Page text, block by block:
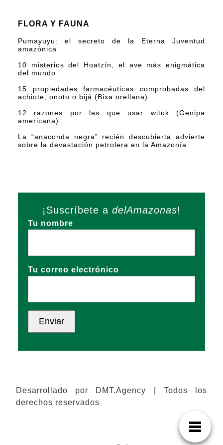
FLORA Y FAUNA
Pumayuyu: el secreto de la Eterna Juventud
amazónica
10 misterios del Hoatzín, el ave más enigmática
del mundo
15 propiedades farmacéuticas comprobadas del
achiote, onoto o bijá (Bixa orellana)
12 razones por las que usar wituk (Genipa
americana)
La “anaconda negra” recién descubierta advierte
sobre la devastación petrolera en la Amazonía
¡Suscríbete a delAmazonas!
Tu nombre
Tu correo electrónico
Desarrollado por DMT.Agency | Todos los
derechos reservados